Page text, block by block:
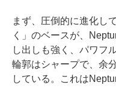
まず、圧倒的に進化し
く」のベースが、
し出しも強く、パワフ
輪郭はシャープで、余
している。これは